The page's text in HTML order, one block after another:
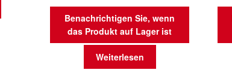
Benachrichtigen Sie, wenn
das Produkt auf Lager ist
Weiterlesen